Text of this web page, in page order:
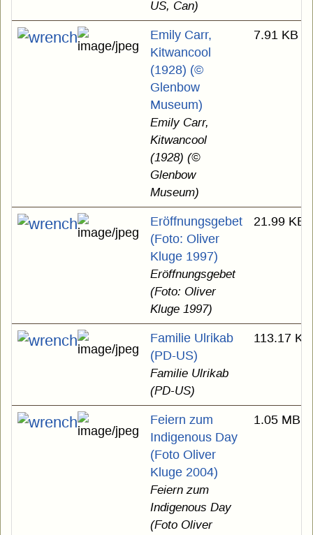
US, Can)
Emily Carr,
Kitwancool
(1928) (©
Glenbow
Museum)
Emily Carr,
Kitwancool
(1928) (©
Glenbow
Museum)
7.91 KB
Eröffnungsgebet
(Foto: Oliver
Kluge 1997)
Eröffnungsgebet
(Foto: Oliver
Kluge 1997)
21.99 KB
Familie Ulrikab
(PD-US)
Familie Ulrikab
(PD-US)
113.17 KB
Feiern zum
Indigenous Day
(Foto Oliver
Kluge 2004)
Feiern zum
Indigenous Day
(Foto Oliver
1.05 MB